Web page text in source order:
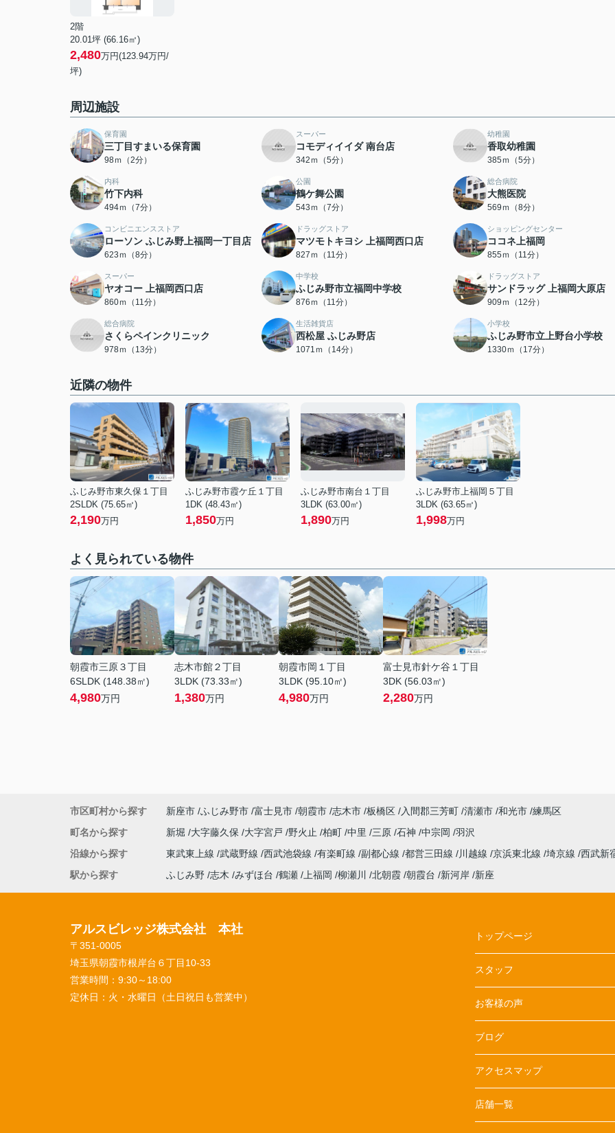
2階
20.01坪 (66.16㎡)
2,480万円(123.94万円/
坪)
周辺施設
保育園
三丁目すまいる保育園
98ｍ（2分）
スーパー
コモディイイダ 南台店
342ｍ（5分）
幼稚園
香取幼稚園
385ｍ（5分）
内科
竹下内科
494ｍ（7分）
公園
鶴ケ舞公園
543ｍ（7分）
総合病院
大熊医院
569ｍ（8分）
コンビニエンスストア
ローソン ふじみ野上福岡一丁目店
623ｍ（8分）
ドラッグストア
マツモトキヨシ 上福岡西口店
827ｍ（11分）
ショッピングセンター
ココネ上福岡
855ｍ（11分）
スーパー
ヤオコー 上福岡西口店
860ｍ（11分）
中学校
ふじみ野市立福岡中学校
876ｍ（11分）
ドラッグストア
サンドラッグ 上福岡大原店
909ｍ（12分）
総合病院
さくらペインクリニック
978ｍ（13分）
生活雑貨店
西松屋 ふじみ野店
1071ｍ（14分）
小学校
ふじみ野市立上野台小学校
1330ｍ（17分）
近隣の物件
ふじみ野市東久保１丁目
2SLDK (75.65㎡)
2,190万円
ふじみ野市霞ケ丘１丁目
1DK (48.43㎡)
1,850万円
ふじみ野市南台１丁目
3LDK (63.00㎡)
1,890万円
ふじみ野市上福岡５丁目
3LDK (63.65㎡)
1,998万円
よく見られている物件
朝霞市三原３丁目
6SLDK (148.38㎡)
4,980万円
志木市館２丁目
3LDK (73.33㎡)
1,380万円
朝霞市岡１丁目
3LDK (95.10㎡)
4,980万円
富士見市針ケ谷１丁目
3DK (56.03㎡)
2,280万円
市区町村から探す 新座市 ふじみ野市 富士見市 朝霞市 志木市 板橋区 入間郡三芳町 清瀬市 和光市 練馬区
町名から探す
新堀 大字藤久保 大字宮戸 野火止 柏町 中里 三原 石神 中宗岡
羽沢
沿線から探す
東武東上線 武蔵野線 西武池袋線 有楽町線 副都心線 都営三田線 川越線 京浜東北線 埼京線 西武新
駅から探す
ふじみ野 志木 みずほ台 鶴瀬 上福岡 柳瀬川 北朝霞 朝霞台 新河岸 新座
アルスビレッジ株式会社 本社
〒351-0005
埼玉県朝霞市根岸台６丁目10-33
営業時間： 9:30～18:00
定休日： 火・水曜日（土日祝日も営業中）
トップページ
スタッフ
お客様の声
ブログ
アクセスマップ
店舗一覧